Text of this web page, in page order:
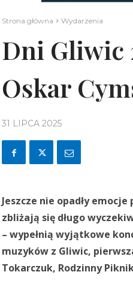
Strona główna Wydarzenia
Dni Gliwic
Oskar
31 LIPCA 2025
Jeszcze nie opadły
zbliżają się długo
– wypełnią wyjątkowe
muzyków z Gliwic,
Tokarczuk, Rodzinny